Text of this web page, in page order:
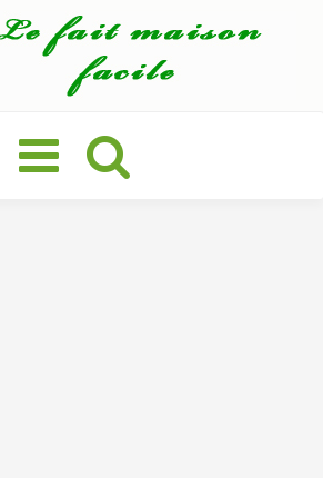
Basculer
la
navigation